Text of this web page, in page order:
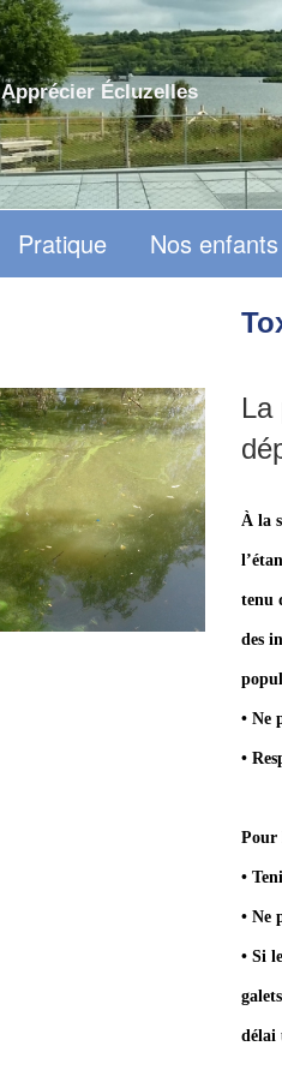
Apprécier Écluzelles
Pratique Nos enfants
La
À la
tenu
des
• Ne
•
Pour
•
• Ne
• Si
délai